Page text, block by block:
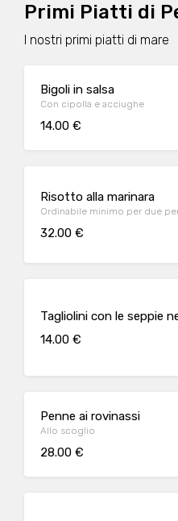
Primi Piatti di
I nostri primi piatti di mare
Bigoli in salsa
Con cipolla e acciughe
14.00 €
Risotto alla marinara
Ordinabile minimo per due
32.00 €
Tagliolini con le seppie
14.00 €
Penne ai rovinassi
Allo scoglio
28.00 €